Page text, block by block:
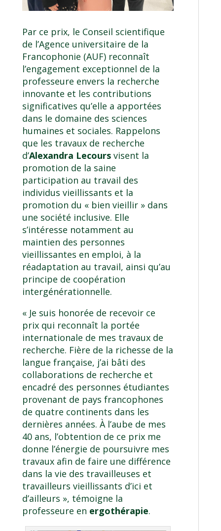
Par ce prix, le Conseil scientifique
de l’Agence universitaire de la
Francophonie (AUF) reconnaît
l’engagement exceptionnel de la
professeure envers la recherche
innovante et les contributions
significatives qu’elle a apportées
dans le domaine des sciences
humaines et sociales. Rappelons
que les travaux de recherche
d’Alexandra Lecoursvisent la
promotion de la saine
participation au travail des
individus vieillissants et la
promotion du « bien vieillir » dans
une société inclusive. Elle
s’intéresse notamment au
maintien des personnes
vieillissantes en emploi, à la
réadaptation au travail, ainsi qu’au
principe de coopération
intergénérationnelle.
« Je suis honorée de recevoir ce
prix qui reconnaît la portée
internationale de mes travaux de
recherche. Fière de la richesse de la
langue française, j’ai bâti des
collaborations de recherche et
encadré des personnes étudiantes
provenant de pays francophones
de quatre continents dans les
dernières années. À l’aube de mes
40 ans, l’obtention de ce prix me
donne l’énergie de poursuivre mes
travaux afin de faire une différence
dans la vie des travailleuses et
travailleurs vieillissants d’ici et
d’ailleurs », témoigne la
professeure en ergothérapie.